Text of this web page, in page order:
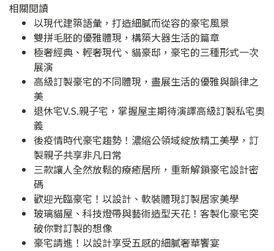
相關閱讀
以現代建築語彙，打造細膩而從容的豪宅風景
雙拼毛胚的優雅體現，構築大器生活的篇章
極奢經典、輕奢現代、貓豪邸，豪宅的三種形式一次
展演
高級訂製豪宅的不同體現，盡展生活的優雅與韻律之
美
退休宅V.S.親子宅，掌握屋主期待演譯高級訂製私宅奧
義
後疫情時代豪宅趨勢！濃縮公領域綻放精工美學，訂
製親子共享非凡日常
三款讓人全然放鬆的療癒居所，重新解鎖豪宅設計密
碼
歡迎光臨豪宅！以設計、軟裝體現訂製居家美學
玻璃貓屋、科技燈帶與藝術造型天花！客製化豪宅突
破你對訂製的想像
豪宅請進！以設計享受五感的細膩奢華饗宴